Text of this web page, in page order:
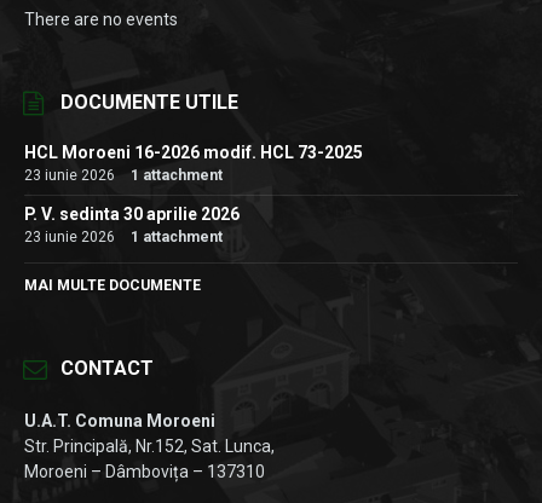
There are no events
DOCUMENTE UTILE
HCL Moroeni 16-2026 modif. HCL 73-2025
23 iunie 2026 1 attachment
P. V. sedinta 30 aprilie 2026
23 iunie 2026 1 attachment
MAI MULTE DOCUMENTE
CONTACT
U.A.T. Comuna Moroeni
Str. Principală, Nr.152, Sat. Lunca,
Moroeni – Dâmbovița – 137310